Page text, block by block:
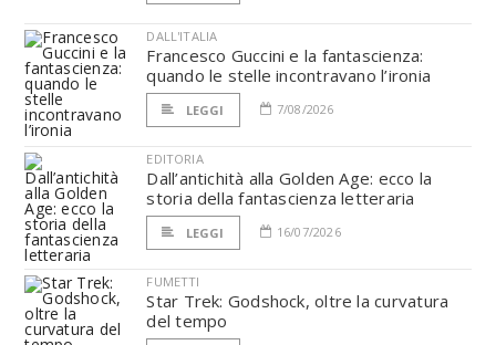
DALL'ITALIA
Francesco Guccini e la fantascienza:
quando le stelle incontravano l’ironia
LEGGI 7/08/2026
EDITORIA
Dall’antichità alla Golden Age: ecco la
storia della fantascienza letteraria
LEGGI 16/07/2026
FUMETTI
Star Trek: Godshock, oltre la curvatura
del tempo